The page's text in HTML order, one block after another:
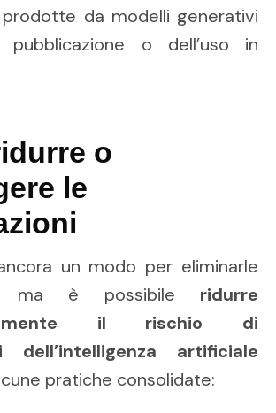
prodotte da modelli generativi
o dell’uso in
o
le
un modo per eliminarle
ma è possibile ridurre
il rischio di
dell’intelligenza artificiale
pratiche consolidate: